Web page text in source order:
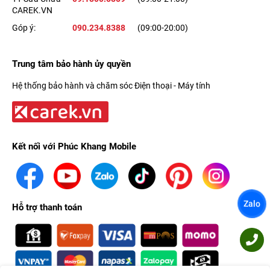
CAREK.VN
Góp ý: 090.234.8388 (09:00-20:00)
Trung tâm bảo hành ủy quyền
Hệ thống bảo hành và chăm sóc Điện thoại - Máy tính
Kết nối với Phúc Khang Mobile
Hỗ trợ thanh toán Zalo